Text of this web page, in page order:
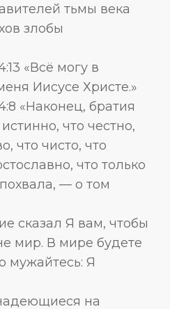
тьмы века
злобы
«Всё могу в
Иисусе Христе.»
«Наконец, братия
что честно,
что чисто, что
что только
— о том
сказал Я вам, чтобы
мир. В мире будете
мужайтесь: Я
на